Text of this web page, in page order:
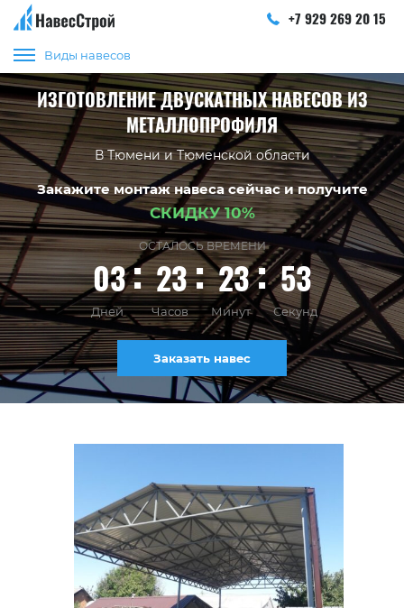
+7 929 269 20 15
Виды навесов
ИЗГОТОВЛЕНИЕ ДВУСКАТНЫХ НАВЕСОВ ИЗ
МЕТАЛЛОПРОФИЛЯ
В Тюмени и Тюменской области
Закажите монтаж навеса сейчас и получите
СКИДКУ 10%
ОСТАЛОСЬ ВРЕМЕНИ
03 23 23 52
Дней Часов Минут Секунд
Заказать навес